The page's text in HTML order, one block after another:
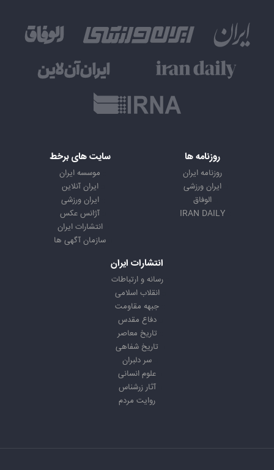
روزنامه ها
روزنامه ایران
ایران ورزشی
الوفاق
IRAN DAILY
سایت های برخط
موسسه ایران
ایران آنلاین
ایران ورزشی
آژانس عکس
انتشارات ایران
سازمان آگهی ها
انتشارات ایران
رسانه و ارتباطات
انقلاب اسلامی
جبهه مقاومت
دفاع مقدس
تاریخ معاصر
تاریخ شفاهی
سر دلبران
علوم انسانی
آثار زرشناس
روایت مردم